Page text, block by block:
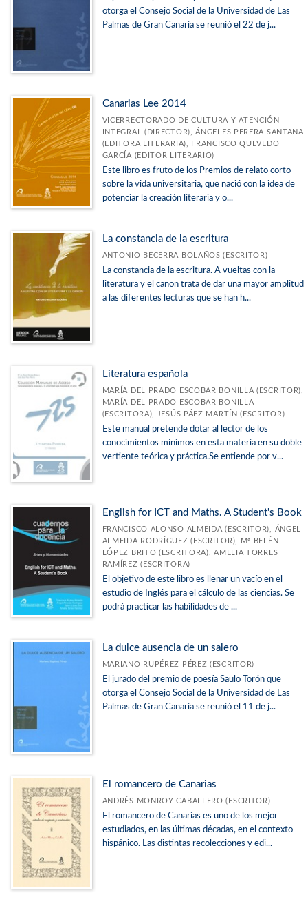
otorga el Consejo Social de la Universidad de Las
Palmas de Gran Canaria se reunió el 22 de j...
Canarias Lee 2014
VICERRECTORADO DE CULTURA Y ATENCIÓN
INTEGRAL (DIRECTOR), ÁNGELES PERERA SANTANA
(EDITORA LITERARIA), FRANCISCO QUEVEDO
GARCÍA (EDITOR LITERARIO)
Este libro es fruto de los Premios de relato corto
sobre la vida universitaria, que nació con la idea de
potenciar la creación literaria y o...
La constancia de la escritura
ANTONIO BECERRA BOLAÑOS (ESCRITOR)
La constancia de la escritura. A vueltas con la
literatura y el canon trata de dar una mayor amplitud
a las diferentes lecturas que se han h...
Literatura española
MARÍA DEL PRADO ESCOBAR BONILLA (ESCRITOR),
MARÍA DEL PRADO ESCOBAR BONILLA
(ESCRITORA), JESÚS PÁEZ MARTÍN (ESCRITOR)
Este manual pretende dotar al lector de los
conocimientos mínimos en esta materia en su doble
vertiente teórica y práctica.Se entiende por v...
English for ICT and Maths. A Student's Book
FRANCISCO ALONSO ALMEIDA (ESCRITOR), ÁNGEL
ALMEIDA RODRÍGUEZ (ESCRITOR), Mª BELÉN
LÓPEZ BRITO (ESCRITORA), AMELIA TORRES
RAMÍREZ (ESCRITORA)
El objetivo de este libro es llenar un vacío en el
estudio de Inglés para el cálculo de las ciencias. Se
podrá practicar las habilidades de ...
La dulce ausencia de un salero
MARIANO RUPÉREZ PÉREZ (ESCRITOR)
El jurado del premio de poesía Saulo Torón que
otorga el Consejo Social de la Universidad de Las
Palmas de Gran Canaria se reunió el 11 de j...
El romancero de Canarias
ANDRÉS MONROY CABALLERO (ESCRITOR)
El romancero de Canarias es uno de los mejor
estudiados, en las últimas décadas, en el contexto
hispánico. Las distintas recolecciones y edi...